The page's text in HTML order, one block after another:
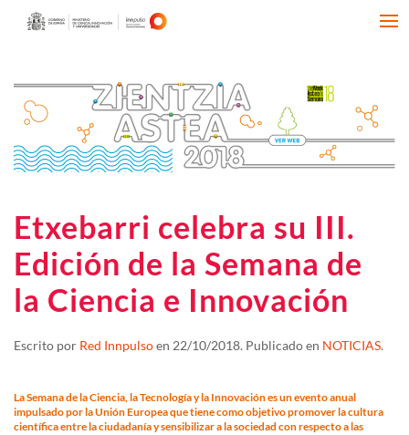
Etxebarri celebra su III.
Edición de la Semana de
la Ciencia e Innovación
Escrito por Red Innpulsoen 22/10/2018. Publicado en NOTICIAS.
La Semana de la Ciencia, la Tecnología y la Innovación es un evento anual
impulsado por la Unión Europea que tiene como objetivo promover la cultura
científica entre la ciudadanía y sensibilizar a la sociedad con respecto a las